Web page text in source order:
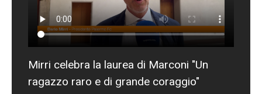
Mirri celebra la laurea di Marconi "Un
ragazzo raro e di grande coraggio"